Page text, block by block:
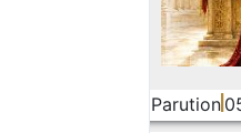
Parution